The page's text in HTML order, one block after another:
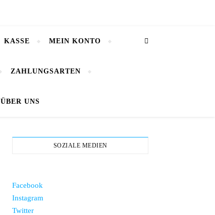
KASSE MEIN KONTO
ZAHLUNGSARTEN
ÜBER UNS
SOZIALE MEDIEN
Facebook
Instagram
Twitter